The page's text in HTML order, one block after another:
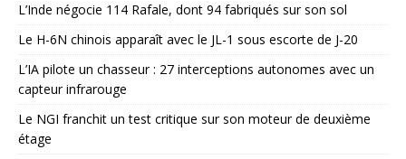
L’Inde négocie 114 Rafale, dont 94 fabriqués sur son sol
Le H-6N chinois apparaît avec le JL-1 sous escorte de J-20
L’IA pilote un chasseur : 27 interceptions autonomes avec un
capteur infrarouge
Le NGI franchit un test critique sur son moteur de deuxième
étage